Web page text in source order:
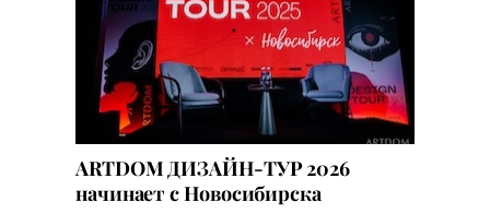
ARTDOM ДИЗАЙН-ТУР 2026
начинает с Новосибирска